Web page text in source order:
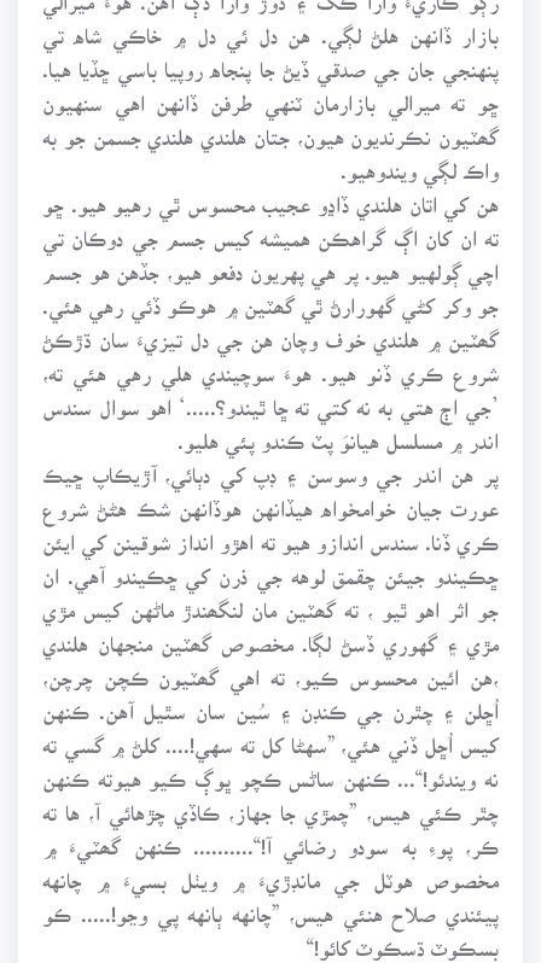
بازار ڏانهن هلڻ لڳي. هن دل ئي دل ۾ خاڪي شاه تي
پنهنجي جان جي صدقي ڏيڻ جا پنجاه روپيا باسي ڇڏيا هيا.
ڇو ته ميرالي بازارمان ٽنهي طرفن ڏانهن اهي سنهيون
گھٽيون نڪرنديون هيون، جتان هلندي هلندي جسمن جو به
واڪ لڳي ويندوهيو.
هن کي اتان هلندي ڏاڍو عجيب محسوس ٿي رهيو هيو. ڇو
ته ان کان اڳ گراهڪن هميشه کيس جسم جي دوڪان تي
اچي ڳولهيو هيو. پر هي پهريون دفعو هيو، جڏهن هو جسم
جو وکر کڻي گهورارڻ ٿي گھٽين ۾ هوڪو ڏئي رهي هئي.
گھٽين ۾ هلندي خوف وچان هن جي دل تيزيءَ سان ڌڙڪڻ
شروع ڪري ڏنو هيو. هوءَ سوچيندي هلي رهي هئي ته،
’جي اڄ هتي به نه کتي ته ڇا ٿيندو؟.....‘ اهو سوال سندس
اندر ۾ مسلسل هيانوَ پٽ ڪندو پئي هليو.
پر هن اندر جي وسوسن ۽ ڊپ کي دٻائي، آڙيڪاپ ڇيڪ
عورت جيان خوامخواه هيڏانهن هوڏانهن شڪ هڻڻ شروع
ڪري ڏنا. سندس اندازو هيو ته اهڙو انداز شوقينن کي ايئن
ڇڪيندو جيئن چقمق لوهه جي ذرن کي ڇڪيندو آهي. ان
جو اثر اهو ٿيو ، ته گھٽين مان لنگھندڙ ماڻهن کيس مڙي
مڙي ۽ گهوري ڏسڻ لڳا. مخصوص گھٽين منجهان هلندي
،هن ائين محسوس ڪيو، ته اهي گھٽيون ڪچن چرچن،
اُڇلن ۽ چٿرن جي ڪنڊن ۽ سُين سان سٿيل آهن. ڪنهن
کيس اُڇل ڏني هئي، ”سهڻا کل ته سهي!.... کلڻ ۾ گسي ته
نه ويندئو!“... ڪنهن ساڻس ڪچو ڀوڳ ڪيو هيوته ڪنهن
چٿر ڪئي هيس، ”چمڙي جا جهاز، ڪاڏي چڙهائي آ، ها ته
ڪر، پوءِ به سودو رضائي آ!“.......... ڪنهن گھٽيءَ ۾
مخصوص هوٽل جي مانڊڙيءَ ۾ ويٺل بسيءَ ۾ چانهه
پيئندي صلاح هنئي هيس، ”چانهه ٻانهه پي وڃو!..... ڪو
بسڪوٽ ڌسڪوٽ کائو!“